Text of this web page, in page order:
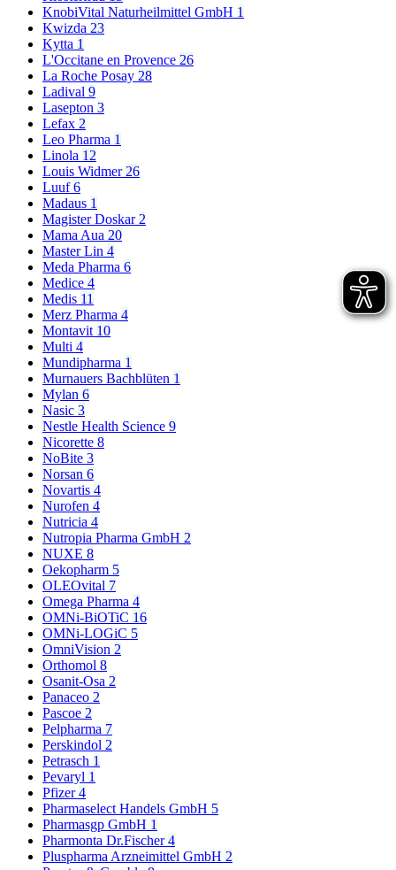
KnobiVital Naturheilmittel GmbH 1
Kwizda 23
Kytta 1
L'Occitane en Provence 26
La Roche Posay 28
Ladival 9
Lasepton 3
Lefax 2
Leo Pharma 1
Linola 12
Louis Widmer 26
Luuf6
Madaus 1
Magister Doskar 2
Mama Aua 20
Master Lin 4
Meda Pharma 6
Medice 4
Medis 11
Merz Pharma 4
Montavit 10
Multi 4
Mundipharma 1
Murnauers Bachblüten 1
Mylan 6
Nasic 3
Nestle Health Science 9
Nicorette 8
NoBite 3
Norsan 6
Novartis 4
Nurofen 4
Nutricia 4
Nutropia Pharma GmbH 2
NUXE 8
Oekopharm 5
OLEOvital 7
Omega Pharma 4
OMNi-BiOTiC 16
OMNi-LOGiC 5
OmniVision 2
Orthomol 8
Osanit-Osa 2
Panaceo 2
Pascoe 2
Pelpharma 7
Perskindol 2
Petrasch 1
Pevaryl 1
Pfizer4
Pharmaselect Handels GmbH 5
Pharmasgp GmbH 1
Pharmonta Dr.Fischer4
Pluspharma Arzneimittel GmbH 2